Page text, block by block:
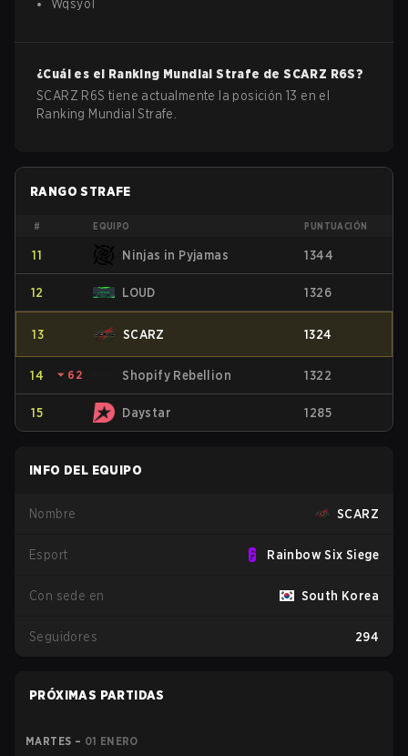
Wqsyo1
¿Cuál es el Ranking Mundial Strafe deSCARZ R6S?
SCARZ R6S tiene actualmente la posición 13 en el
Ranking Mundial Strafe.
RANGO STRAFE
# EQUIPO PUNTUACIÓN
11 Ninjas in Pyjamas 1344
12 LOUD 1326
13 SCARZ 1324
14 ⏷ 62 Shopify Rebellion 1322
15 Daystar 1285
INFO DEL EQUIPO
Nombre SCARZ
Esport Rainbow Six Siege
Con sede en South Korea
Seguidores 294
PRÓXIMAS PARTIDAS
MARTES – 01 ENERO